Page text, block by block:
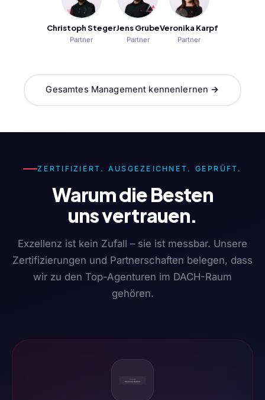
Christoph Steger
Partner
Jens Grube
Partner
Veronika Karpf
Partner
Gesamtes Management kennenlernen →
ZERTIFIZIERT. AUSGEZEICHNET. GEPRÜFT.
Warum die Besten
uns vertrauen.
Exzellenz ist kein Zufall – sie ist messbar. Unsere
Zertifizierungen und Partnerschaften belegen, dass
wir zu den Top-Agenturen im DACH-Raum
gehören.